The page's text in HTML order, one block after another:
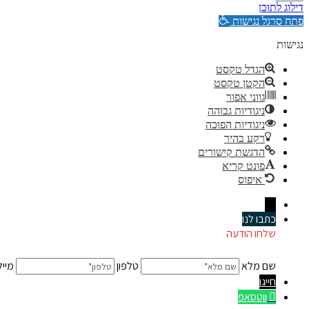
דילוג לתוכן
פתח סרגל נגישות
נגישות
הגדל טקסט
הקטן טקסט
גווני אפור
ניגודיות גבוהה
ניגודיות הפוכה
רקע בהיר
הדגשת קישורים
פונט קריא
איפוס
כתבו לנו
שלחו הודעה
שם מלא טלפון
חייגו
ווטסאפ